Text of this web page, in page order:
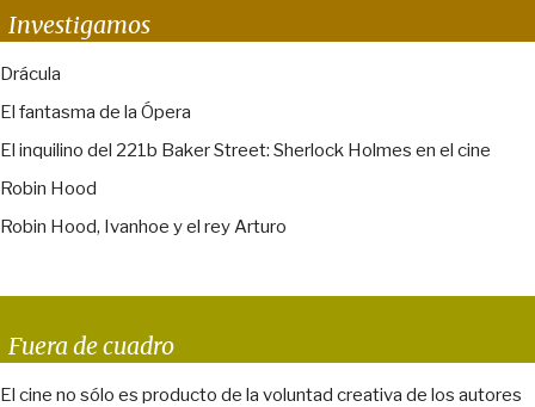
Investigamos
Drácula
El fantasma de la Ópera
El inquilino del 221b Baker Street: Sherlock Holmes en el cine
Robin Hood
Robin Hood, Ivanhoe y el rey Arturo
Fuera de cuadro
El cine no sólo es producto de la voluntad creativa de los autores